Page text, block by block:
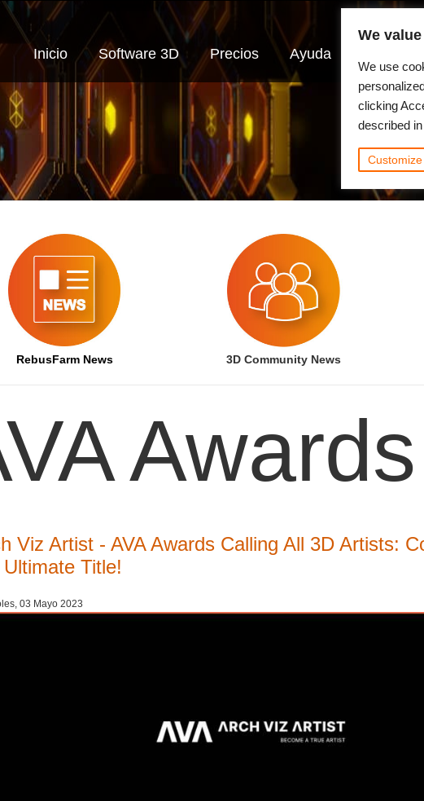
Inicio Software 3D Precios Ayuda
RebusFarm News 3D Community News
Awards
Viz Artist - AVA Awards Calling All 3D Artists:
Title!
03 Mayo 2023
We
We use
clicking
described
Customize